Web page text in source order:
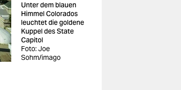
Unter dem blauen
Himmel Colorados
leuchtet die goldene
Kuppel des State
Capitol
Foto: Joe
Sohm/imago